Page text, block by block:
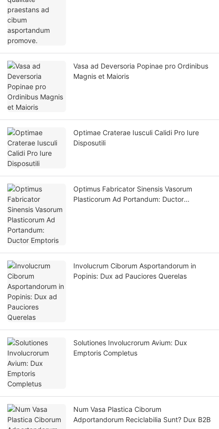
Vasa ad Deversoria Popinae pro Ordinibus
Magnis et Maioris
Optimae Craterae Iusculi Calidi Pro Iure
Disposutili
Optimus Fabricator Sinensis Vasorum
Plasticorum Ad Portandum: Ductor
Involucrum Ciborum Asportandorum in
Popinis: Dux ad Pauciores Querelas
Solutiones Involucrorum Avium: Dux
Emptoris Completus
Num Vasa Plastica Ciborum
Adportandorum Reciclabilia Sunt? Dux B2B